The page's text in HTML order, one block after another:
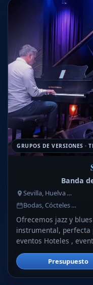
GRUPOS DE VERSIONES ·
Banda
Sevilla, Huelva …
Bodas, Cócteles …
Ofrecemos jazz y
instrumental, perfecta
eventos Hoteles ,
Presupuesto